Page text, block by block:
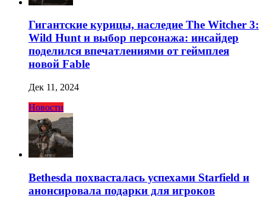
Гигантские курицы, наследие The Witcher 3:
Wild Hunt и выбор персонажа: инсайдер
поделился впечатлениями от геймплея
новой Fable
Дек 11, 2024
Новости
Bethesda похвасталась успехами Starfield и
анонсировала подарки для игроков